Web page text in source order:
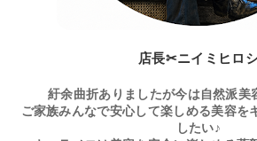
店長✂ニイミヒロ
紆余曲折ありましたが今は自然派美
ご家族みんなで安心して楽しめる美容を
したい♪